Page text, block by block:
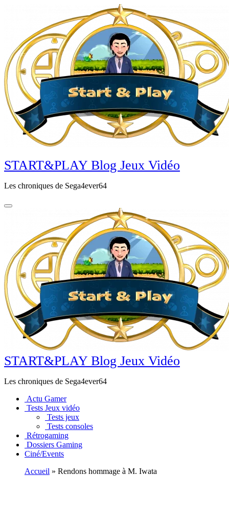
principal
START&PLAY Blog Jeux Vidéo
Les chroniques de Sega4ever64
START&PLAY Blog Jeux Vidéo
Les chroniques de Sega4ever64
Actu Gamer
Tests Jeux vidéo
Tests jeux
Tests consoles
Rétrogaming
Dossiers Gaming
Ciné/Events
Accueil » Rendons hommage à M. Iwata